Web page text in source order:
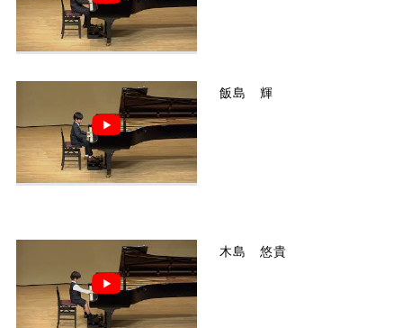
飯島 輝
木島 悠貴